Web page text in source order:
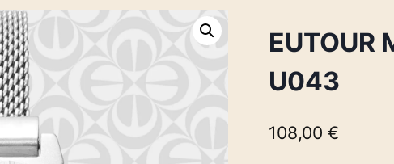
EUTOUR
U043
108,00 €